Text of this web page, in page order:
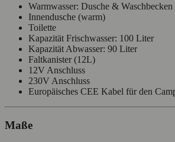
Warmwasser: Dusche & Waschbecken
Innendusche (warm)
Toilette
Kapazität Frischwasser: 100 Liter
Kapazität Abwasser: 90 Liter
Faltkanister (12L)
12V Anschluss
230V Anschluss
Europäisches CEE Kabel für den
Maße